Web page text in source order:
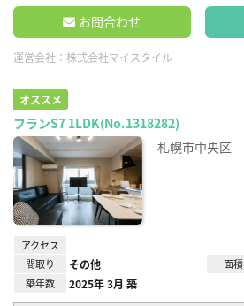
お問合わせ
運営会社： 株式会社マイスタイル
オススメ
フランS7 1LDK(No.1318282)
札幌市中央区
アクセス
間取り
その他 面積
築年数 2025年 3月 築